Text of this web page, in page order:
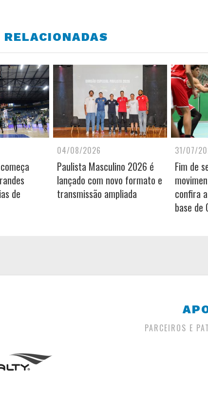
de
04/08/2026
Paulista Masculino 2026 é
lançado com novo formato e
transmissão ampliada
31/07/
Fim de
confira
base de
PARCEIROS E